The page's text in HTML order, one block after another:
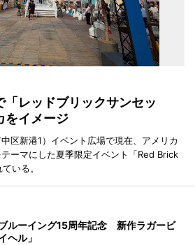
レッドブリックサンセッ
をイメージ
区新港1）イベント広場で現在、アメリカ
ーマにした夏季限定イベント「Red Brick
いる。
ルーイング15周年記念 新作ラガービ
ヘル」